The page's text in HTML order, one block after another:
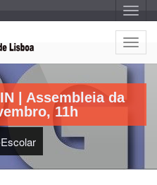
A
l
t
e
r
a
g
o
A
l
t
e
a
a
| Assembleia da
11h